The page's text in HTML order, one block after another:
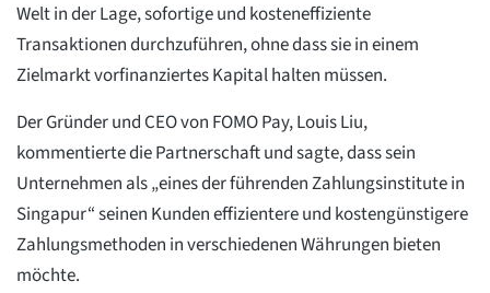
Welt in der Lage, sofortige und kosteneffiziente
Transaktionen durchzuführen, ohne dass sie in einem
Zielmarkt vorfinanziertes Kapital halten müssen.
Der Gründer und CEO von FOMO Pay, Louis Liu,
kommentierte die Partnerschaft und sagte, dass sein
Unternehmen als „eines der führenden Zahlungsinstitute in
Singapur“ seinen Kunden effizientere und kostengünstigere
Zahlungsmethoden in verschiedenen Währungen bieten
möchte.